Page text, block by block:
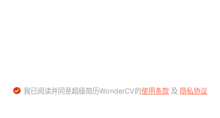
我已阅读并同意超级简历WonderCV的使用条款及 隐私协议